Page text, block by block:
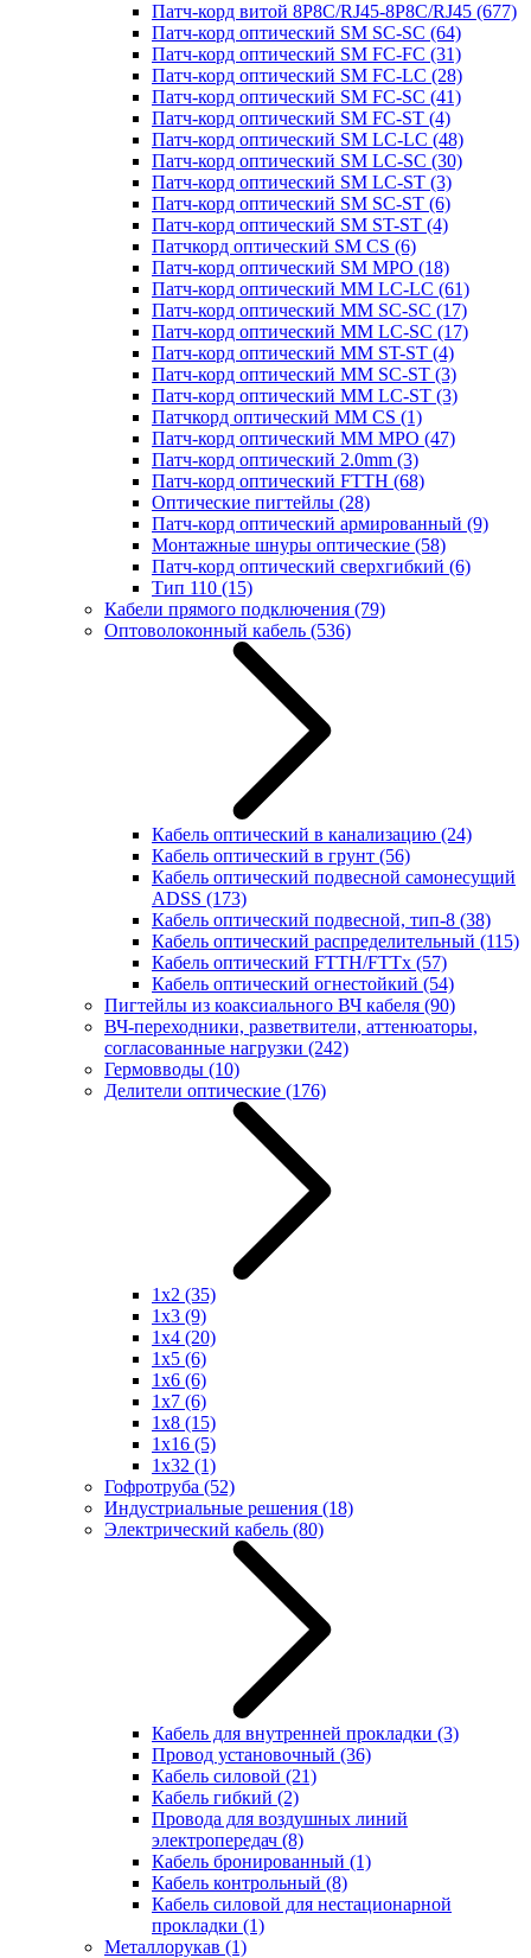
Патч-корд витой 8P8C/RJ45-8P8C/RJ45 (677)
Патч-корд оптический SM SC-SC (64)
Патч-корд оптический SM FC-FC (31)
Патч-корд оптический SM FC-LC (28)
Патч-корд оптический SM FC-SC (41)
Патч-корд оптический SM FC-ST (4)
Патч-корд оптический SM LC-LC (48)
Патч-корд оптический SM LC-SC (30)
Патч-корд оптический SM LC-ST (3)
Патч-корд оптический SM SC-ST (6)
Патч-корд оптический SM ST-ST (4)
Патчкорд оптический SM CS (6)
Патч-корд оптический SM MPO (18)
Патч-корд оптический MM LC-LC (61)
Патч-корд оптический MM SC-SC (17)
Патч-корд оптический MM LC-SC (17)
Патч-корд оптический MM ST-ST (4)
Патч-корд оптический MM SC-ST (3)
Патч-корд оптический MM LC-ST (3)
Патчкорд оптический MM CS (1)
Патч-корд оптический MM MPO (47)
Патч-корд оптический 2.0mm (3)
Патч-корд оптический FTTH (68)
Оптические пигтейлы (28)
Патч-корд оптический армированный (9)
Монтажные шнуры оптические (58)
Патч-корд оптический сверхгибкий (6)
Тип 110 (15)
Кабели прямого подключения (79)
Оптоволоконный кабель (536)
Кабель оптический в канализацию (24)
Кабель оптический в грунт (56)
Кабель оптический подвесной самонесущий
ADSS (173)
Кабель оптический подвесной, тип-8 (38)
Кабель оптический распределительный (115)
Кабель оптический FTTH/FTTx (57)
Кабель оптический огнестойкий (54)
Пигтейлы из коаксиального ВЧ кабеля (90)
ВЧ-переходники, разветвители, аттенюаторы,
согласованные нагрузки (242)
Гермовводы (10)
Делители оптические (176)
1x2 (35)
1x3 (9)
1x4 (20)
1x5 (6)
1x6 (6)
1x7 (6)
1x8 (15)
1x16 (5)
1x32 (1)
Гофротруба (52)
Индустриальные решения (18)
Электрический кабель (80)
Кабель для внутренней прокладки (3)
Провод установочный (36)
Кабель силовой (21)
Кабель гибкий (2)
Провода для воздушных линий
электропередач (8)
Кабель бронированный (1)
Кабель контрольный (8)
Кабель силовой для нестационарной
прокладки (1)
Металлорукав (1)